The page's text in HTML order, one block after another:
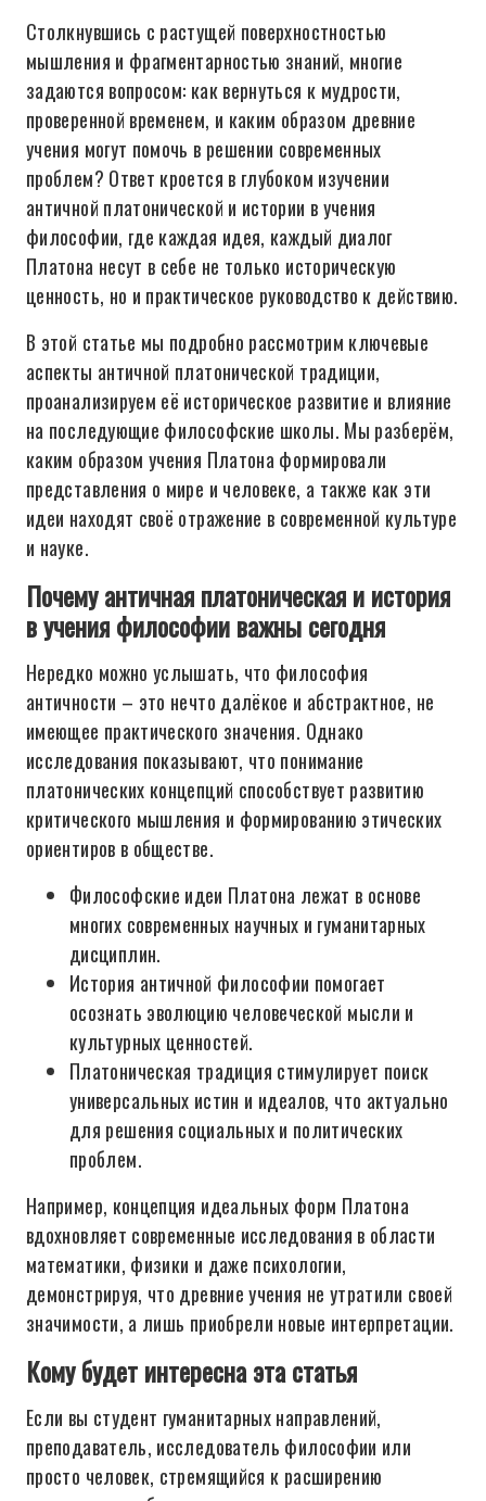
Столкнувшись с растущей поверхностностью
мышления и фрагментарностью знаний, многие
задаются вопросом: как вернуться к мудрости,
проверенной временем, и каким образом древние
учения могут помочь в решении современных
проблем? Ответ кроется в глубоком изучении
античной платонической и истории в учения
философии, где каждая идея, каждый диалог
Платона несут в себе не только историческую
ценность, но и практическое руководство к действию.
В этой статье мы подробно рассмотрим ключевые
аспекты античной платонической традиции,
проанализируем её историческое развитие и влияние
на последующие философские школы. Мы разберём,
каким образом учения Платона формировали
представления о мире и человеке, а также как эти
идеи находят своё отражение в современной культуре
и науке.
Почему античная платоническая и история
в учения философии важны сегодня
Нередко можно услышать, что философия
античности – это нечто далёкое и абстрактное, не
имеющее практического значения. Однако
исследования показывают, что понимание
платонических концепций способствует развитию
критического мышления и формированию этических
ориентиров в обществе.
Философские идеи Платона лежат в основе
многих современных научных и гуманитарных
дисциплин.
История античной философии помогает
осознать эволюцию человеческой мысли и
культурных ценностей.
Платоническая традиция стимулирует поиск
универсальных истин и идеалов, что актуально
для решения социальных и политических
проблем.
Например, концепция идеальных форм Платона
вдохновляет современные исследования в области
математики, физики и даже психологии,
демонстрируя, что древние учения не утратили своей
значимости, а лишь приобрели новые интерпретации.
Кому будет интересна эта статья
Если вы студент гуманитарных направлений,
преподаватель, исследователь философии или
просто человек, стремящийся к расширению